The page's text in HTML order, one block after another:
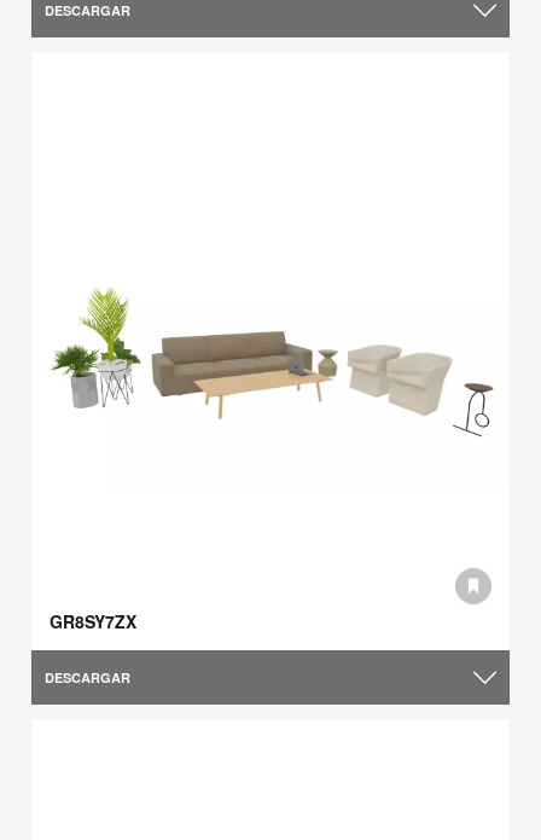
DESCARGAR
GR8SY7ZX
DESCARGAR